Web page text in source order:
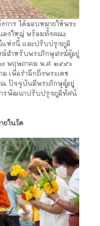
การ ได้มอบหมายให้พระ
องใหญ่ พร้อมทั้งคณะ
ห่งนี้ และปรับปรุงภูมิ
สำหรับพระภิกษุสงฆ์ผู้อยู่
๘ พฤษภาคม พ.ศ. ๒๕๕๖
เพื่อรำลึกถึงพระเดช
ปัจจุบันมีพระภิกษุผู้อยู่
ารพัฒนาปรับปรุงภูมิทัศน์
ยในวัด